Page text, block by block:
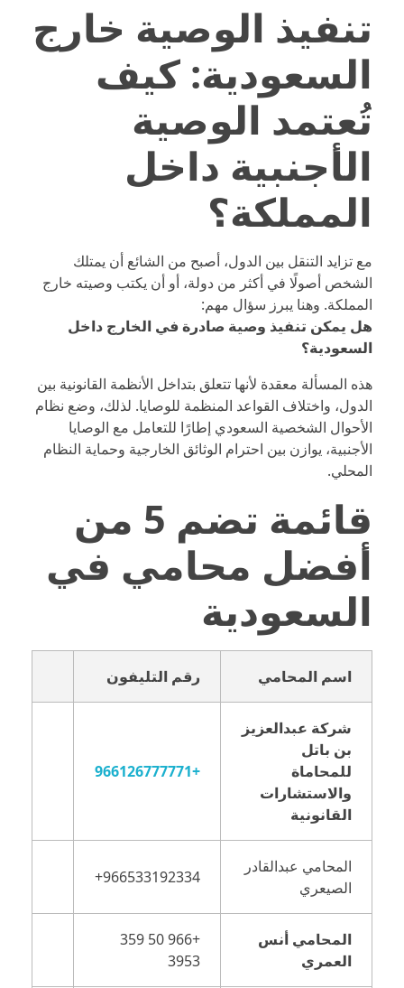
تنفيذ الوصية خارج
السعودية: كيف
تُعتمد الوصية
الأجنبية داخل
المملكة؟
مع تزايد التنقل بين الدول، أصبح من الشائع أن يمتلك
الشخص أصولًا في أكثر من دولة، أو أن يكتب وصيته خارج
المملكة. وهنا يبرز سؤال مهم:
هل يمكن تنفيذ وصية صادرة في الخارج داخل
السعودية؟
هذه المسألة معقدة لأنها تتعلق بتداخل الأنظمة القانونية بين
الدول، واختلاف القواعد المنظمة للوصايا. لذلك، وضع نظام
الأحوال الشخصية السعودي إطارًا للتعامل مع الوصايا
الأجنبية، يوازن بين احترام الوثائق الخارجية وحماية النظام
المحلي.
قائمة تضم 5 من
أفضل محامي في
السعودية
اسم المحامي رقم التليفون
شركة عبدالعزيز
بن باتل
للمحاماة
والاستشارات
القانونية
+966126777771
المحامي عبدالقادر
الصيعري
⁦+966533192334⁩
المحامي أنس
العمري
+966 50 359
3953